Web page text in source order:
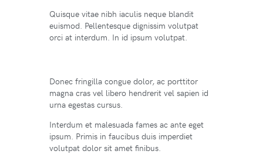
Quisque vitae nibh iaculis neque blandit
euismod. Pellentesque dignissim volutpat
orci at interdum. In id ipsum volutpat.
Donec fringilla congue dolor, ac porttitor
magna cras vel libero hendrerit vel sapien id
urna egestas cursus.
Interdum et malesuada fames ac ante eget
ipsum. Primis in faucibus duis imperdiet
volutpat dolor sit amet finibus.